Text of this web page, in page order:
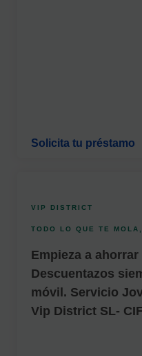
Solicita tu préstamo
VIP DISTRICT
TODO LO QUE TE
Empieza a
Descuentazos
móvil. Servicio
Vip District SL-